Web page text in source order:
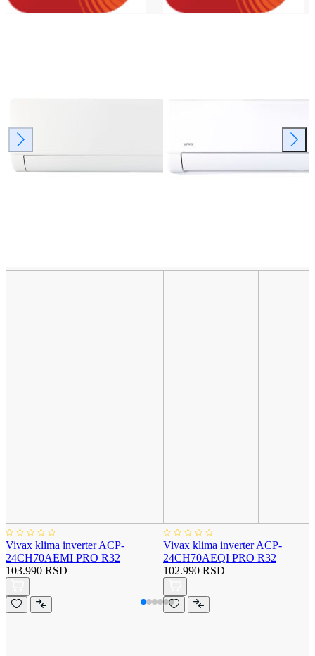
Vivax klima inverter ACP-
24CH70AEMI PRO R32
103.990 RSD
Vivax klima inverter ACP-
24CH70AEQI PRO R32
102.990 RSD